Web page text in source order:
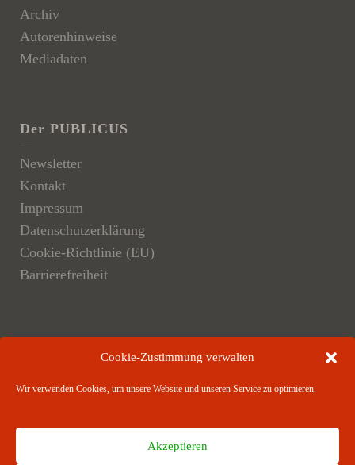
Cookie-Zustimmung verwalten
Wir verwenden Cookies, um unsere Website und unseren Service zu optimieren.
Akzeptieren
Archiv
Autorenhinweise
Mediadaten
Der PUBLICUS
Newsletter
Kontakt
Impressum
Datenschutzerklärung
Cookie-Richtlinie (EU)
Barrierefreiheit